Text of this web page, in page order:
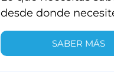
desde donde
SABER MÁS